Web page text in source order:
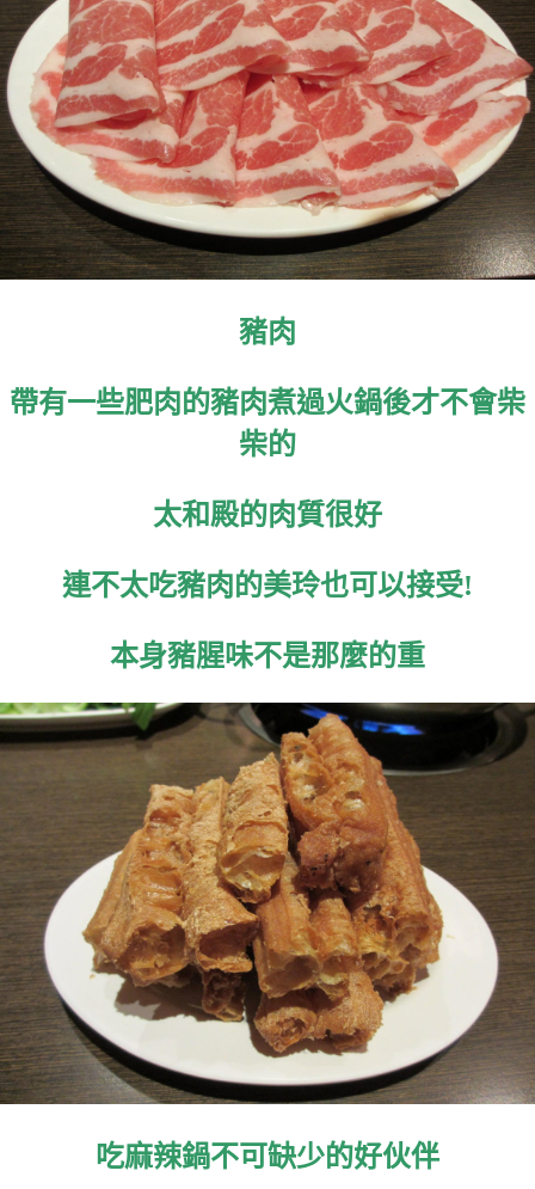
豬肉
帶有一些肥肉的豬肉煮過火鍋後才不會柴
柴的
太和殿的肉質很好
連不太吃豬肉的美玲也可以接受!
本身豬腥味不是那麼的重
吃麻辣鍋不可缺少的好伙伴